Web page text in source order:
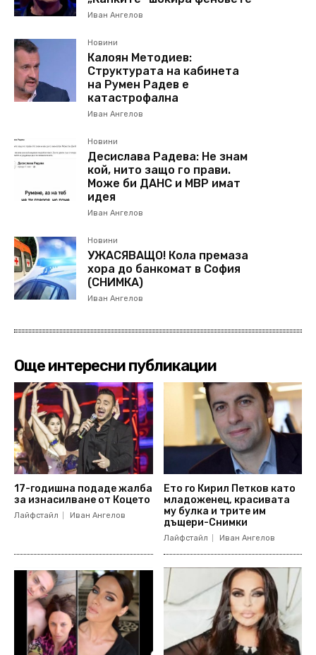
Иван Ангелов
Новини
Калоян Методиев:
Структурата на кабинета
на Румен Радев е
катастрофална
Иван Ангелов
Новини
Десислава Радева: Не знам
кой, нито защо го прави.
Може би ДАНС и МВР имат
идея
Иван Ангелов
Новини
УЖАСЯВАЩО! Кола премаза
хора до банкомат в София
(СНИМКА)
Иван Ангелов
Още интересни публикации
17-годишна подаде жалба
за изнасилване от Коцето
Лайфстайл Иван Ангелов
Ето го Кирил Петков като
младоженец, красивата
му булка и трите им
дъщери-Снимки
Лайфстайл Иван Ангелов